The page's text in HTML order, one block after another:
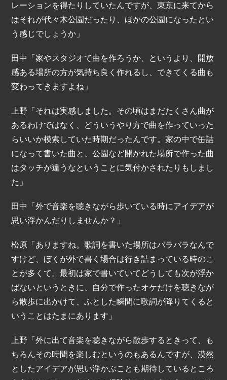
レーションを得たりしていたんですが、東京に来てから
はそれが代々木公園だったり、ほかの公園になったとい
う感じでしょうか」
田中「家やスタジオで曲を作ろうか、というより、開放
感ある場所の方が気持ち良く作れるし、できてくる曲も
変わってきますよね」
上野「それは実感しました。その頃はまだたくさん曲が
あるわけではなく、どういうやり方で曲を作っていった
らいいか模索していた時期だったんです。家の中で缶詰
になって書いた曲と、公園など開かれた場所で作った曲
はタッチが違うなということに気付かされたりもしまし
た」
田中「外で音楽を聴きながら歩いている時にアイデアが
思い浮かんだりしませんか？」
松原「ありますね。歌詞を書いた場所はバラバラなんで
すけど、ぼくが外で書く場合は行き詰まっている時のこ
とが多くて。最初は家で書いていてどうしても次が浮か
ばないというときに、自分で作ったオケだけを聴きなが
ら散歩に出かけて、ふとした瞬間に歌詞が降りてくると
いうことはたまにあります」
上野「外に出て音楽を聴きながら散歩するときって、も
ちろんその時間を楽しむというのもあるんですが、漠然
としたアイデアが思い浮かぶことも期待しているところ